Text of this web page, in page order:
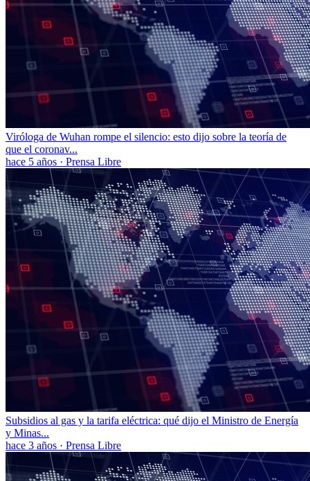
Viróloga de Wuhan rompe el silencio: esto dijo sobre la teoría de
que el coronav...
hace 5 años · Prensa Libre
Subsidios al gas y la tarifa eléctrica: qué dijo el Ministro de Energía
y Minas...
hace 3 años · Prensa Libre